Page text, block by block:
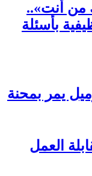
من أنت»..
بأسئلة
العمل